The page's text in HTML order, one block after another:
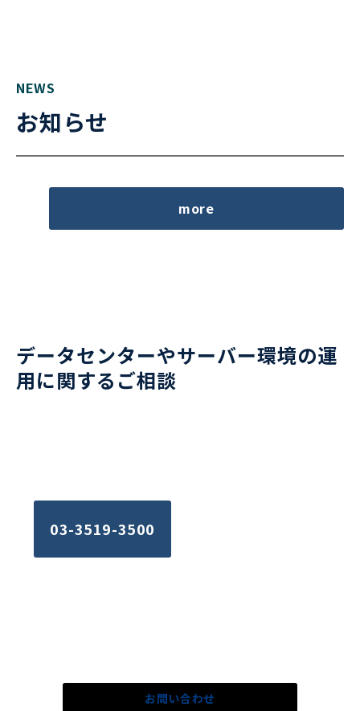
NEWS
お知らせ
more
データセンターやサーバー環境の運
用に関するご相談
03-3519-3500
お問い合わせ